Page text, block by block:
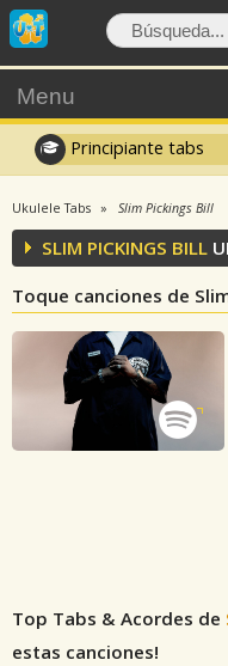
Menu
Principiante tabs
Ukulele Tabs Slim Pickings Bill
SLIM PICKINGS BILL
Toque canciones de
Top Tabs & Acordes de
estas canciones!